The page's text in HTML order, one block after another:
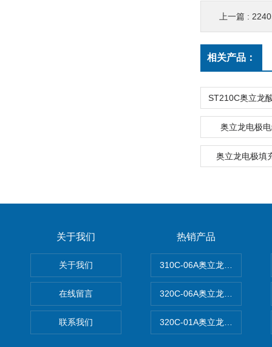
上一篇 :
相关产品：
奥立龙电极
奥立龙电极填
关于我们
关于我们
在线留言
联系我们
热销产品
310C-06A奥立龙实验室台式
320C-06A奥立龙实验室便携
320C-01A奥立龙实验室便携